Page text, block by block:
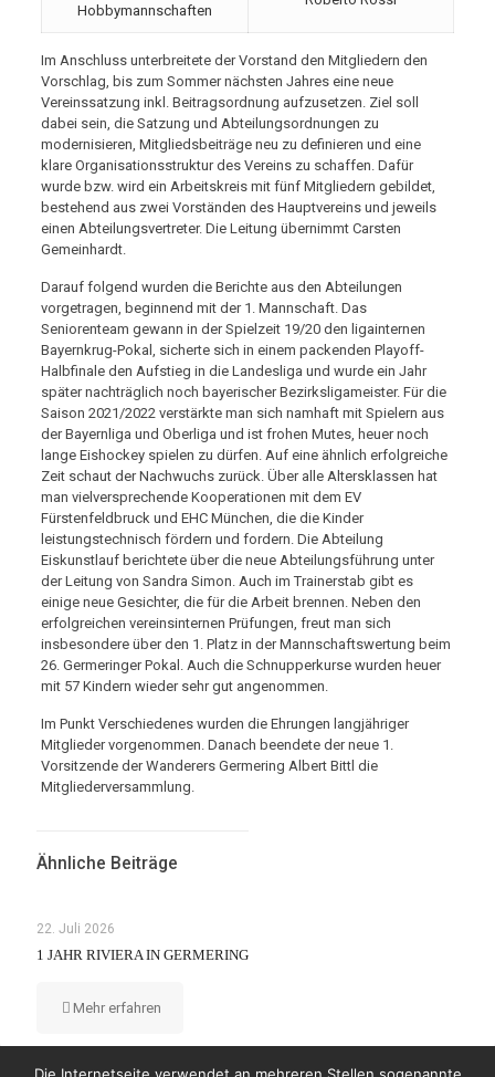
Hobbymannschaften
Im Anschluss unterbreitete der Vorstand den Mitgliedern den
Vorschlag, bis zum Sommer nächsten Jahres eine neue
Vereinssatzung inkl. Beitragsordnung aufzusetzen. Ziel soll
dabei sein, die Satzung und Abteilungsordnungen zu
modernisieren, Mitgliedsbeiträge neu zu definieren und eine
klare Organisationsstruktur des Vereins zu schaffen. Dafür
wurde bzw. wird ein Arbeitskreis mit fünf Mitgliedern gebildet,
bestehend aus zwei Vorständen des Hauptvereins und jeweils
einen Abteilungsvertreter. Die Leitung übernimmt Carsten
Gemeinhardt.
Darauf folgend wurden die Berichte aus den Abteilungen
vorgetragen, beginnend mit der 1. Mannschaft. Das
Seniorenteam gewann in der Spielzeit 19/20 den ligainternen
Bayernkrug-Pokal, sicherte sich in einem packenden Playoff-
Halbfinale den Aufstieg in die Landesliga und wurde ein Jahr
später nachträglich noch bayerischer Bezirksligameister. Für die
Saison 2021/2022 verstärkte man sich namhaft mit Spielern aus
der Bayernliga und Oberliga und ist frohen Mutes, heuer noch
lange Eishockey spielen zu dürfen. Auf eine ähnlich erfolgreiche
Zeit schaut der Nachwuchs zurück. Über alle Altersklassen hat
man vielversprechende Kooperationen mit dem EV
Fürstenfeldbruck und EHC München, die die Kinder
leistungstechnisch fördern und fordern. Die Abteilung
Eiskunstlauf berichtete über die neue Abteilungsführung unter
der Leitung von Sandra Simon. Auch im Trainerstab gibt es
einige neue Gesichter, die für die Arbeit brennen. Neben den
erfolgreichen vereinsinternen Prüfungen, freut man sich
insbesondere über den 1. Platz in der Mannschaftswertung beim
26. Germeringer Pokal. Auch die Schnupperkurse wurden heuer
mit 57 Kindern wieder sehr gut angenommen.
Im Punkt Verschiedenes wurden die Ehrungen langjähriger
Mitglieder vorgenommen. Danach beendete der neue 1.
Vorsitzende der Wanderers Germering Albert Bittl die
Mitgliederversammlung.
Ähnliche Beiträge
22. Juli 2026
1 JAHR RIVIERA IN GERMERING
Mehr erfahren